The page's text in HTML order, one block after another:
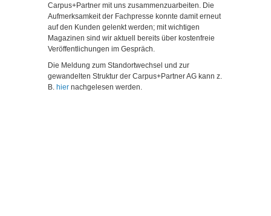
Carpus+Partner mit uns zusammenzuarbeiten. Die
Aufmerksamkeit der Fachpresse konnte damit erneut
auf den Kunden gelenkt werden; mit wichtigen
Magazinen sind wir aktuell bereits über kostenfreie
Veröffentlichungen im Gespräch.
Die Meldung zum Standortwechsel und zur
gewandelten Struktur der Carpus+Partner AG kann z.
B. hier nachgelesen werden.